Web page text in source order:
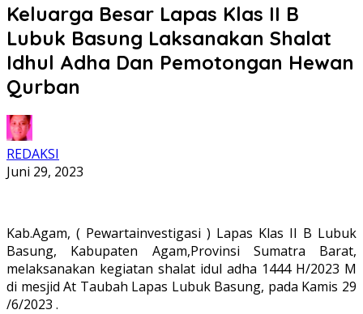
Keluarga Besar Lapas Klas II B
Lubuk Basung Laksanakan Shalat
Idhul Adha Dan Pemotongan Hewan
Qurban
REDAKSI
Juni 29, 2023
Kab.Agam, ( Pewartainvestigasi ) Lapas Klas II B Lubuk
Basung, Kabupaten Agam,Provinsi Sumatra Barat,
melaksanakan kegiatan shalat idul adha 1444 H/2023 M
di mesjid At Taubah Lapas Lubuk Basung, pada Kamis 29
/6/2023 .